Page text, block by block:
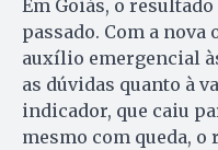
Em Goiás, o
passado. Com a nova
auxílio emergencial
as dúvidas quanto à
indicador, que caiu
mesmo com queda, o